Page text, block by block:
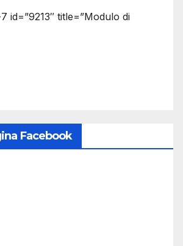
id=”9213″ title=”Modulo di
Facebook